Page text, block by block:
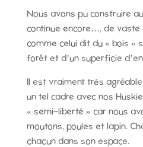
Nous avons pu construire
continue encore…, de vaste
comme celui dit du « bois »
forêt et d’un superficie
Il est vraiment très
un tel cadre avec nos
« semi-liberté » car nous
moutons, poules et lapin.
chacun dans son espace.